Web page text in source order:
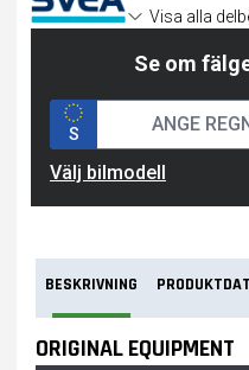
Visa alla
Se om
S
Välj bilmodell
BESKRIVNING
ORIGINAL EQUIPMENT